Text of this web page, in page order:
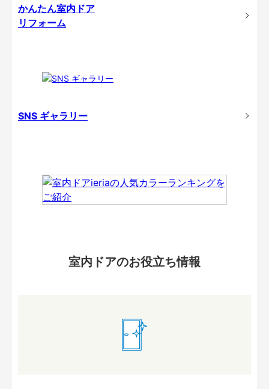
かんたん室内ドア
リフォーム
SNS ギャラリー
室内ドアのお役立ち情報